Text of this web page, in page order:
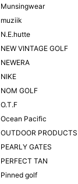
Munsingwear
muziik
N.E.hutte
NEW VINTAGE GOLF
NEWERA
NIKE
NOM GOLF
O.T.F
Ocean Pacific
OUTDOOR PRODUCTS
PEARLY GATES
PERFECT TAN
Pinned golf